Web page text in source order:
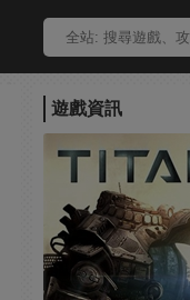
遊戲資訊